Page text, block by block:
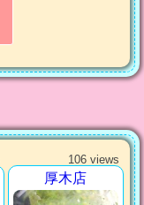
106 views
厚木店